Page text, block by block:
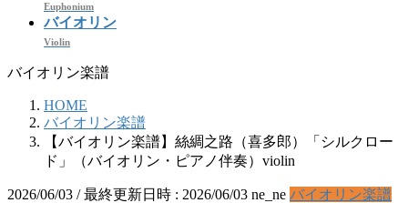
Euphonium
バイオリン
Violin
バイオリン楽譜
HOME
バイオリン楽譜
【バイオリン楽譜】絲綢之路（喜多郎）「シルクロー
ド」（バイオリン・ピアノ伴奏）violin
2026/06/03 / 最終更新日時 : 2026/06/03 ne_ne バイオリン楽譜